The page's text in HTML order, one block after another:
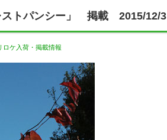
ストパンシー」 掲載 2015/12/3
ロケ入荷・掲載情報